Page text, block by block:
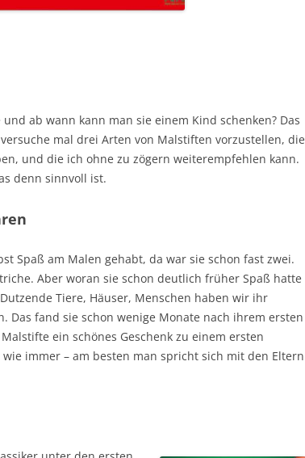
ab wann kann man sie einem Kind schenken? Das
mal drei Arten von Malstiften vorzustellen, die
und die ich ohne zu zögern weiterempfehlen kann.
denn sinnvoll ist.
Spaß am Malen gehabt, da war sie schon fast zwei.
Aber woran sie schon deutlich früher Spaß hatte
Tiere, Häuser, Menschen haben wir ihr
Das fand sie schon wenige Monate nach ihrem ersten
ein schönes Geschenk zu einem ersten
immer – am besten man spricht sich mit den Eltern